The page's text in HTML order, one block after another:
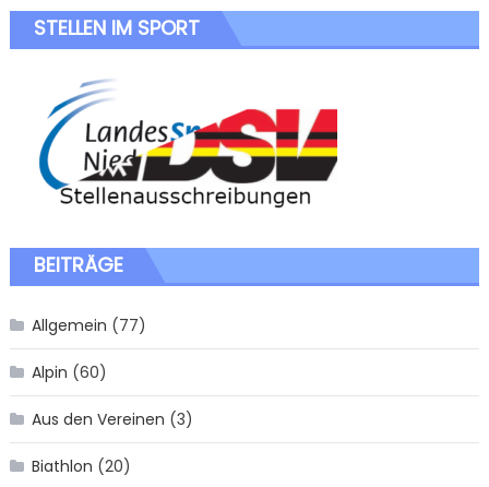
STELLEN IM SPORT
BEITRÄGE
Allgemein (77)
Alpin (60)
Aus den Vereinen (3)
Biathlon (20)